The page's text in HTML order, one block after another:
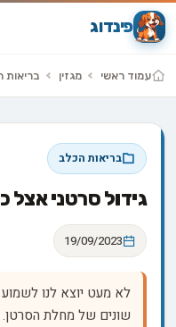
פינדוג
עמוד ראשי מגזין בריאות
בריאות הכלב
גידול סרטני אצל
19/09/2023
לא מעט יוצא לנו
שונים של מחלת